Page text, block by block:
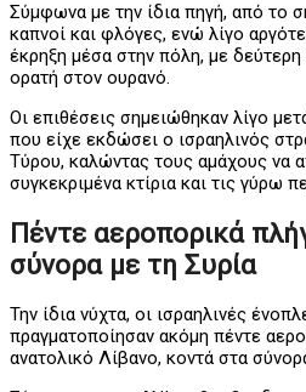
Σύμφωνα με την ίδια πηγή, από το
καπνοί και φλόγες, ενώ λίγο
έκρηξη μέσα στην πόλη, με δεύτερη
ορατή στον ουρανό.
Οι επιθέσεις σημειώθηκαν λίγο
που είχε εκδώσει ο ισραηλινός
Τύρου, καλώντας τους αμάχους να
συγκεκριμένα κτίρια και τις γύρω
Πέντε αεροπορικά
σύνορα με τη Συρία
Την ίδια νύχτα, οι ισραηλινές
πραγματοποίησαν ακόμη πέντε
ανατολικό Λίβανο, κοντά στα